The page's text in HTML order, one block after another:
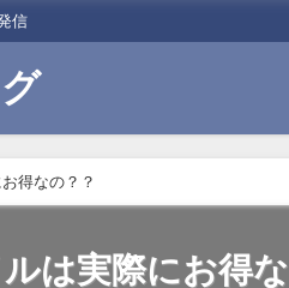
信
得なの？？
は実際にお得